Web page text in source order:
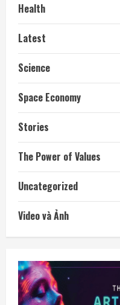
Health
Latest
Science
Space Economy
Stories
The Power of Values
Uncategorized
Video và Ảnh